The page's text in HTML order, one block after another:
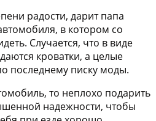
радости, дарит папа
в котором со
Случается, что в виде
кроватки, а целые
последнему писку моды.
то неплохо подарить
надежности, чтобы